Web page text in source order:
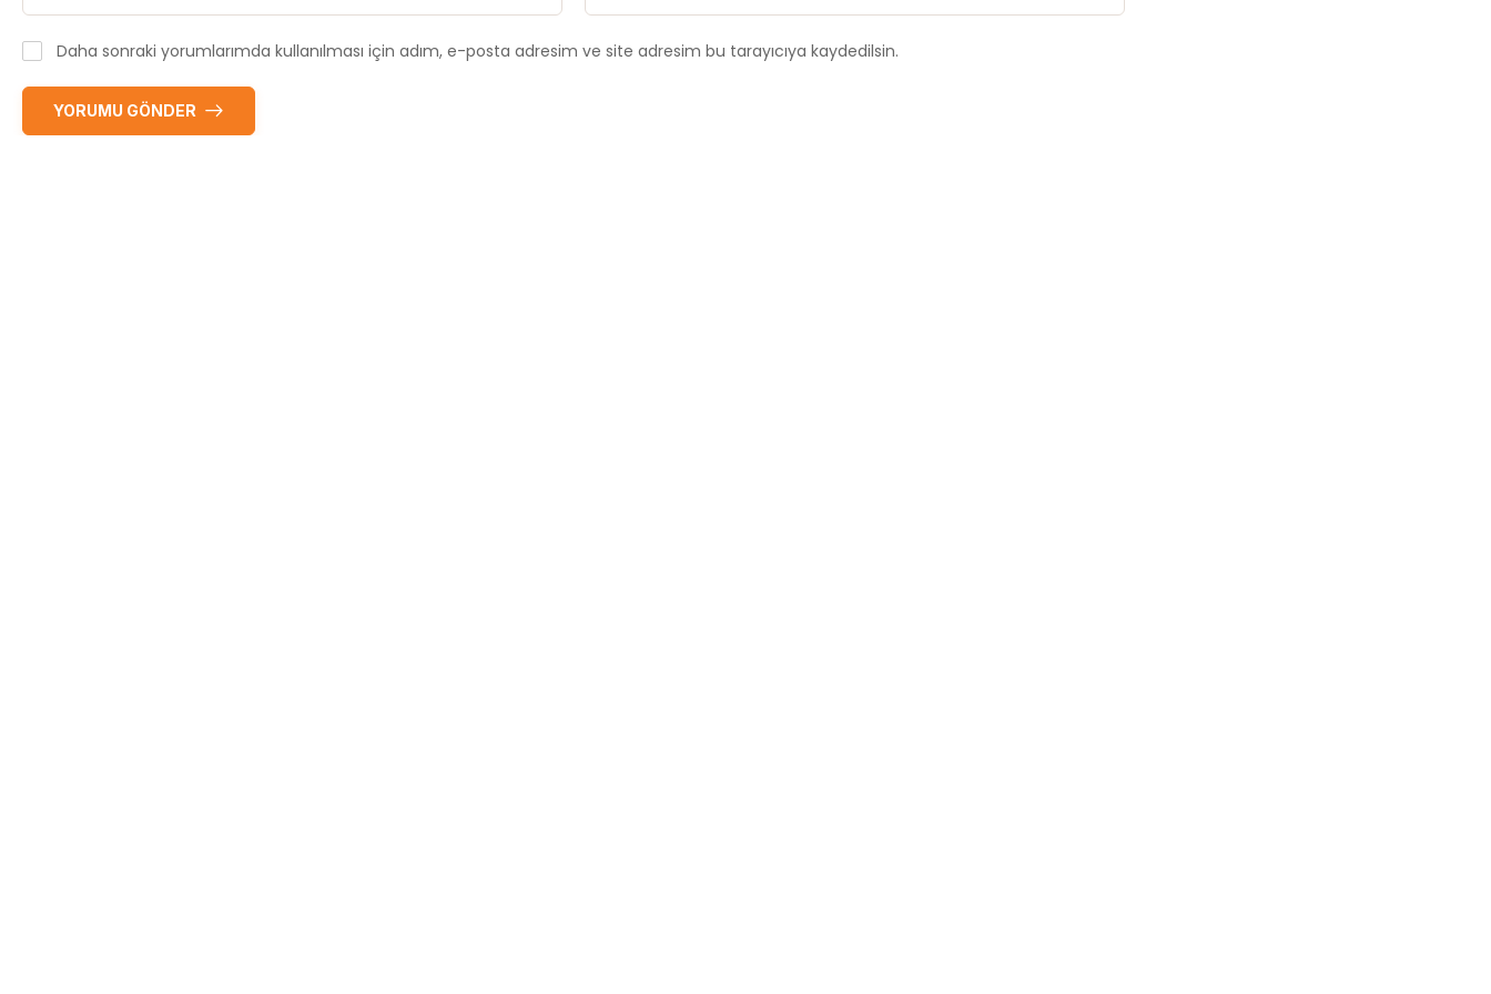
Daha sonraki yorumlarımda kullanılması için adım, e-posta adresim ve site adresim bu tarayıcıya kaydedilsin.
YORUMU GÖNDER